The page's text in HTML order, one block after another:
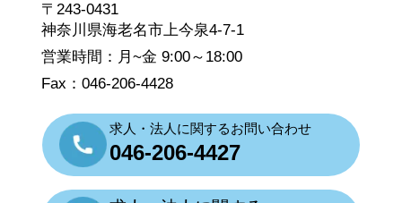
〒243-0431
神奈川県海老名市上今泉4-7-1
営業時間：月~金 9:00～18:00
Fax：046-206-4428
求人・法人に関するお問い合わせ
046-206-4427